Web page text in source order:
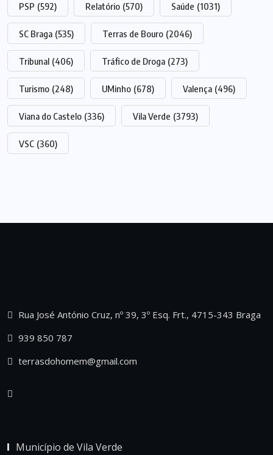
PSP (592) Relatório (570) Saúde (1031)
SC Braga (535) Terras de Bouro (2046)
Tribunal (406) Tráfico de Droga (273)
Turismo (248) UMinho (678) Valença (496)
Viana do Castelo (336) Vila Verde (3793)
VSC (360)
Rua José António Cruz, nº 39, 3º Esq. Frt., 4715-343 Braga
939 850 787
terrasdohomem@gmail.com
Município de Vila Verde